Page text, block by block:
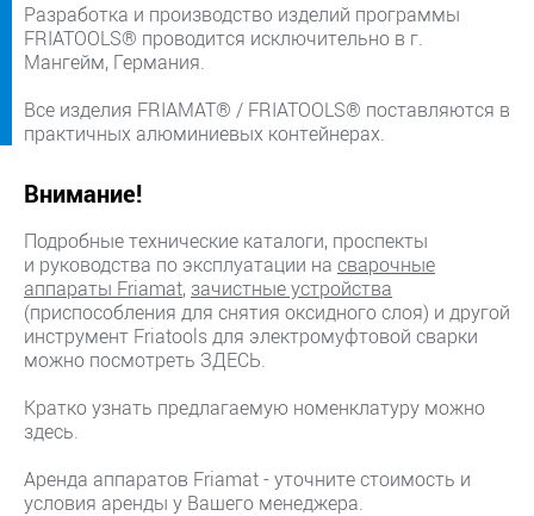
Разработка и производство изделий программы
FRIATOOLS® проводится исключительно в г.
Мангейм, Германия.
Все изделия FRIAMAT® / FRIATOOLS® поставляются в
практичных алюминиевых контейнерах.
Внимание!
Подробные технические каталоги, проспекты
и руководства по эксплуатации на сварочные
аппараты Friamat, зачистные устройства
(приспособления для снятия оксидного слоя) и другой
инструмент Friatools для электромуфтовой сварки
можно посмотреть ЗДЕСЬ.
Кратко узнать предлагаемую номенклатуру можно
здесь.
Аренда аппаратов Friamat - уточните стоимость и
условия аренды у Вашего менеджера.